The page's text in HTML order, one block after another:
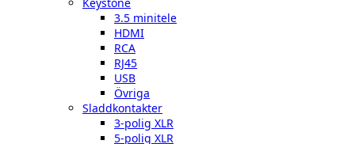
3.5 minitele
HDMI
RCA
RJ45
USB
Övriga
Sladdkontakter
3-polig XLR
5-polig XLR